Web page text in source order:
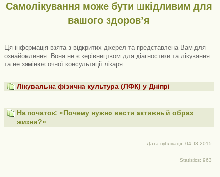
Самолікування може бути шкідливим для
вашого здоров’я
Ця інформація взята з відкритих джерел та представлена ​​Вам для
ознайомлення. Вона не є керівництвом для діагностики та лікування
та не замінює очної консультації лікаря.
Лікувальна фізична культура (ЛФК) у Дніпрі
На початок: «Почему нужно вести активный образ
жизни?»
Дата публікації: 04.03.2015
Statistics: 963